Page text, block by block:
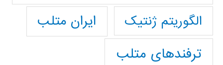
الگوریتم ژنتیک
ایران متلب
ترفندهای متلب